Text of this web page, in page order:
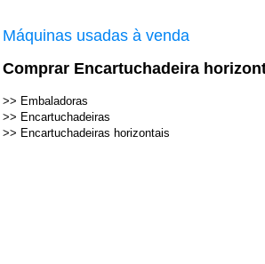
Máquinas usadas à venda
Comprar Encartuchadeira
>> Embaladoras
>> Encartuchadeiras
>> Encartuchadeiras horizontais